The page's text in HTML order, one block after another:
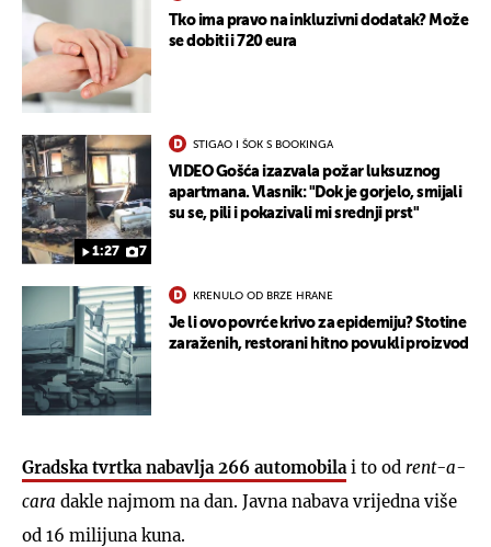
Tko ima pravo na inkluzivni dodatak? Može
se dobiti i 720 eura
1:27 7
STIGAO I ŠOK S BOOKINGA
VIDEO Gošća izazvala požar luksuznog
apartmana. Vlasnik: "Dok je gorjelo, smijali
su se, pili i pokazivali mi srednji prst"
KRENULO OD BRZE HRANE
Je li ovo povrće krivo za epidemiju? Stotine
zaraženih, restorani hitno povukli proizvod
Gradska tvrtka nabavlja266 automobilai to od rent-a-
cara dakle najmom na dan. Javna nabava vrijedna više
od 16 milijuna kuna.